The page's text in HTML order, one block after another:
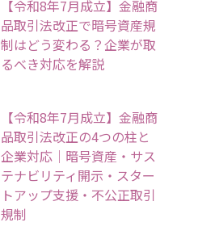
【令和8年7月成立】金融商
品取引法改正で暗号資産規
制はどう変わる？企業が取
るべき対応を解説
【令和8年7月成立】金融商
品取引法改正の4つの柱と
企業対応｜暗号資産・サス
テナビリティ開示・スター
トアップ支援・不公正取引
規制